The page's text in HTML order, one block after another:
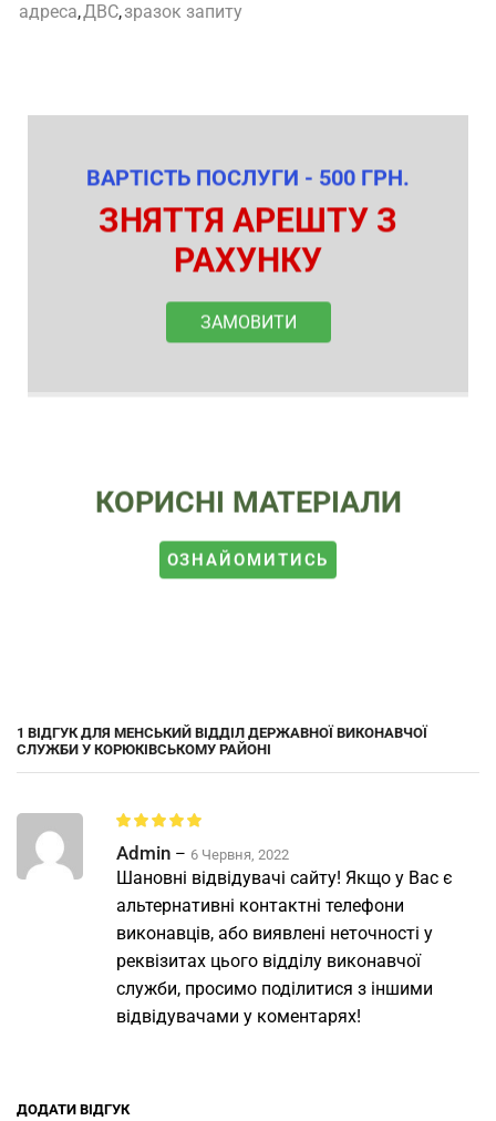
адреса,ДВС,зразок запиту
ВАРТІСТЬ ПОСЛУГИ - 500 ГРН.
ЗНЯТТЯ АРЕШТУ З
РАХУНКУ
ЗАМОВИТИ
КОРИСНІ МАТЕРІАЛИ
ОЗНАЙОМИТИСЬ
1 ВІДГУК ДЛЯ МЕНСЬКИЙ ВІДДІЛ ДЕРЖАВНОЇ ВИКОНАВЧОЇ
СЛУЖБИ У КОРЮКІВСЬКОМУ РАЙОНІ
Admin – 6 Червня, 2022
Шановні відвідувачі сайту! Якщо у Вас є
альтернативні контактні телефони
виконавців, або виявлені неточності у
реквізитах цього відділу виконавчої
служби, просимо поділитися з іншими
відвідувачами у коментарях!
ДОДАТИ ВІДГУК